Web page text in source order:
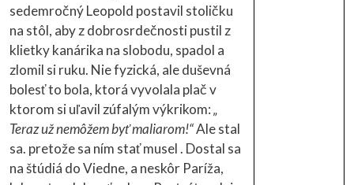
sedemročný Leopold postavil stoličku
na stôl, aby z dobrosrdečnosti pustil z
klietky kanárika na slobodu, spadol a
zlomil si ruku. Nie fyzická, ale duševná
bolesť to bola, ktorá vyvolala plač v
ktorom si uľavil zúfalým výkrikom:„
Teraz už nemôžem byť maliarom!“Ale stal
sa. pretože sa ním stať musel . Dostal sa
na štúdiá do Viedne, a neskôr Paríža,